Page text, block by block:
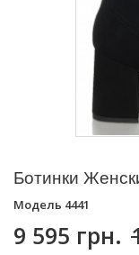
Ботинки
Модель 4441
9 595 грн.